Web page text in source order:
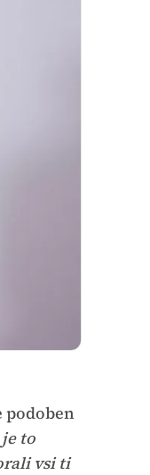
podoben
to
vsi ti